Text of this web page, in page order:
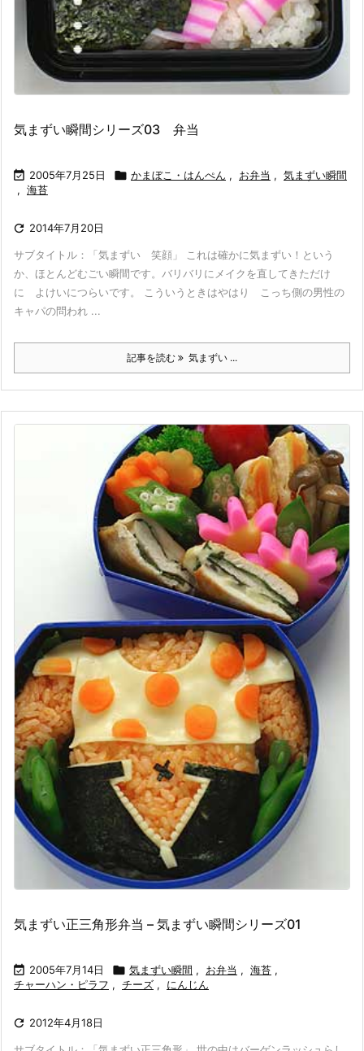
気まずい瞬間シリーズ03 弁当
 2005年7月25日  かまぼこ・はんぺん , お弁当 , 気まずい瞬間
, 海苔
 2014年7月20日
サブタイトル：「気まずい 笑顔」 これは確かに気まずい！という
か、ほとんどむごい瞬間です。バリバリにメイクを直してきただけ
に よけいにつらいです。 こういうときはやはり こっち側の男性の
キャパの問われ ...
記事を読む 気まずい ...
気まずい正三角形弁当 – 気まずい瞬間シリーズ01
 2005年7月14日  気まずい瞬間 , お弁当 , 海苔 ,
チャーハン・ピラフ , チーズ , にんじん
 2012年4月18日